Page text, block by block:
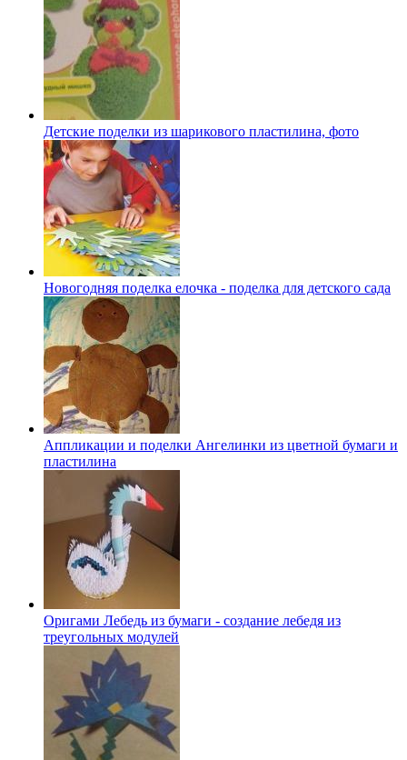
Детские поделки из шарикового пластилина, фото
Новогодняя поделка елочка - поделка для детского сада
Аппликации и поделки Ангелинки из цветной бумаги и
пластилина
Оригами Лебедь из бумаги - создание лебедя из
треугольных модулей